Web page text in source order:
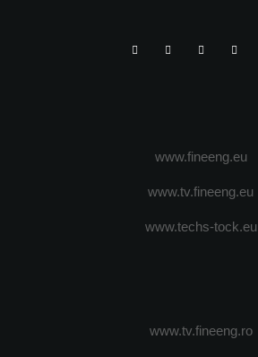
www.fineeng.eu
www.tv.fineeng.eu
www.techs-tock.eu
www.tv.fineeng.ro